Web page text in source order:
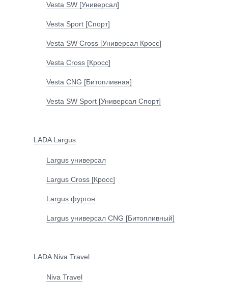
Vesta SW [Универсал]
Vesta Sport [Спорт]
Vesta SW Cross [Универсал Кросс]
Vesta Cross [Кросс]
Vesta CNG [Битопливная]
Vesta SW Sport [Универсал Спорт]
LADA Largus
Largus универсал
Largus Cross [Кросс]
Largus фургон
Largus универсал CNG [Битопливный]
LADA Niva Travel
Niva Travel